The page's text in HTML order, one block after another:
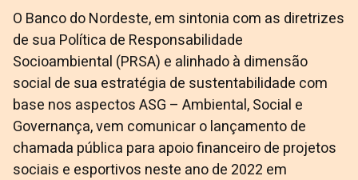
O Banco do Nordeste, em sintonia com as diretrizes
de sua Política de Responsabilidade
Socioambiental (PRSA) e alinhado à dimensão
social de sua estratégia de sustentabilidade com
base nos aspectos ASG – Ambiental, Social e
Governança, vem comunicar o lançamento de
chamada pública para apoio financeiro de projetos
sociais e esportivos neste ano de 2022 em